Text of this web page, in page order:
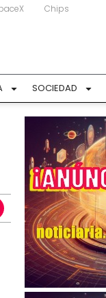
Chips
SOCIEDAD